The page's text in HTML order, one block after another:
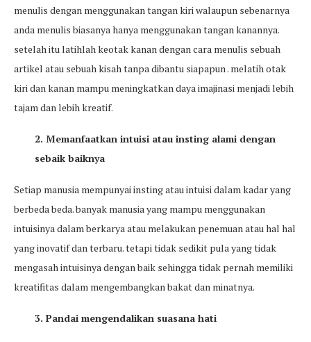
menulis dengan menggunakan tangan kiri walaupun sebenarnya
anda menulis biasanya hanya menggunakan tangan kanannya.
setelah itu latihlah keotak kanan dengan cara menulis sebuah
artikel atau sebuah kisah tanpa dibantu siapapun . melatih otak
kiri dan kanan mampu meningkatkan daya imajinasi menjadi lebih
tajam dan lebih kreatif.
2. Memanfaatkan intuisi atau insting alami dengan
sebaik baiknya
Setiap manusia mempunyai insting atau intuisi dalam kadar yang
berbeda beda. banyak manusia yang mampu menggunakan
intuisinya dalam berkarya atau melakukan penemuan atau hal hal
yang inovatif dan terbaru. tetapi tidak sedikit pula yang tidak
mengasah intuisinya dengan baik sehingga tidak pernah memiliki
kreatifitas dalam mengembangkan bakat dan minatnya.
3. Pandai mengendalikan suasana hati